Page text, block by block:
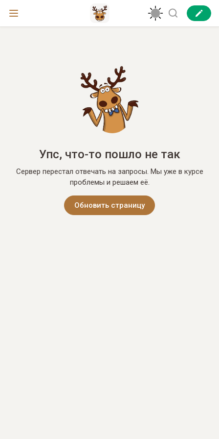
Упс, что-то пошло не так
Сервер перестал отвечать на запросы. Мы уже в курсе
проблемы и решаем её.
Обновить страницу